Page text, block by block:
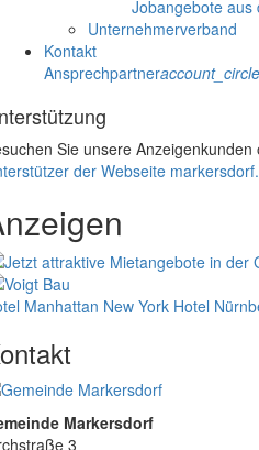
Jobangebote aus
Unternehmerverband
Kontakt
Ansprechpartneraccount_circle
Sie unsere
der Webseite
Manhattan New York Hotel
Markersdorf
3